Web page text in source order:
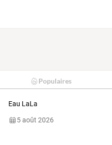
Populaires
Eau LaLa
5 août 2026